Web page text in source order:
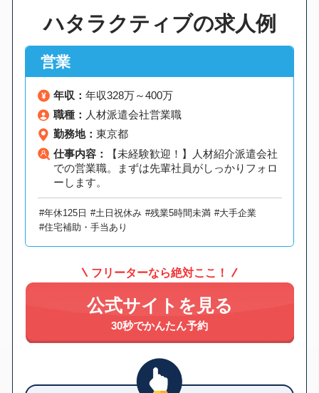
ハタラクティブの求人例
営業
年収： 年収328万～400万
職種： 人材派遣会社営業職
勤務地： 東京都
仕事内容：
【未経験歓迎！】人材紹介派遣会社
での営業職。まずは先輩社員がしっかりフォロ
ーします。
#年休125日 #土日祝休み #残業5時間未満 #大手企業
#住宅補助・手当あり
フリーターなら絶対ここ！
公式サイトを見る
30秒でかんたん予約